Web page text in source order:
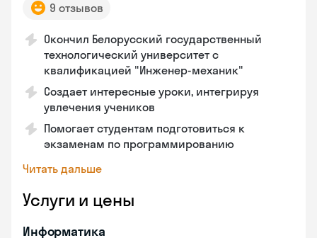
9 отзывов
Окончил Белорусский государственный
технологический университет с
квалификацией "Инженер-механик"
Создает интересные уроки, интегрируя
увлечения учеников
Помогает студентам подготовиться к
экзаменам по программированию
Читать дальше
Услуги и цены
Информатика